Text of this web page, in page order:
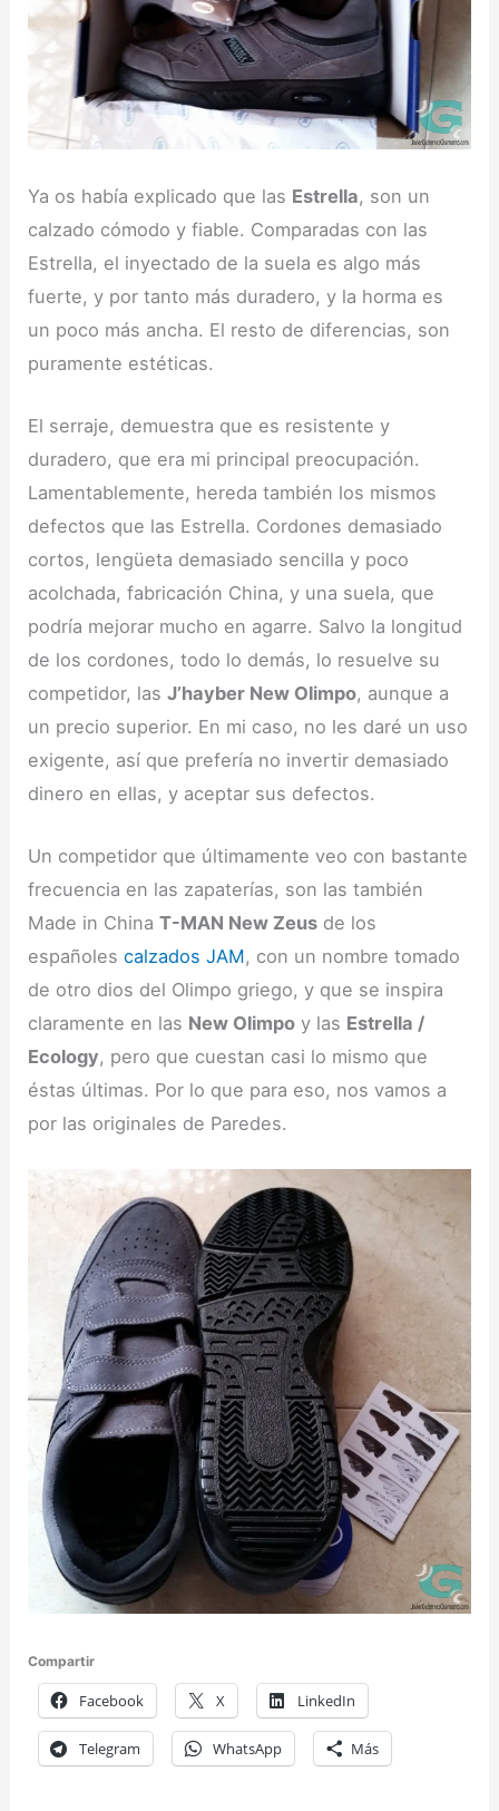
Ya os había explicado que las Estrella, son un
calzado cómodo y fiable. Comparadas con las
Estrella, el inyectado de la suela es algo más
fuerte, y por tanto más duradero, y la horma es
un poco más ancha. El resto de diferencias, son
puramente estéticas.
El serraje, demuestra que es resistente y
duradero, que era mi principal preocupación.
Lamentablemente, hereda también los mismos
defectos que las Estrella. Cordones demasiado
cortos, lengüeta demasiado sencilla y poco
acolchada, fabricación China, y una suela, que
podría mejorar mucho en agarre. Salvo la longitud
de los cordones, todo lo demás, lo resuelve su
competidor, lasJ’hayber New Olimpo, aunque a
un precio superior. En mi caso, no les daré un uso
exigente, así que prefería no invertir demasiado
dinero en ellas, y aceptar sus defectos.
Un competidor que últimamente veo con bastante
frecuencia en las zapaterías, son las también
Made in ChinaT-MAN New Zeus de los
españolescalzados JAM, con un nombre tomado
de otro dios del Olimpo griego, y que se inspira
claramente en las New Olimpo y las Estrella /
Ecology, pero que cuestan casi lo mismo que
éstas últimas. Por lo que para eso, nos vamos a
por las originales de Paredes.
Compartir
Facebook X LinkedIn
Telegram WhatsApp Más